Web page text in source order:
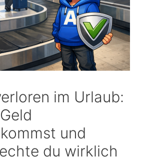
im Urlaub:
und
du wirklich